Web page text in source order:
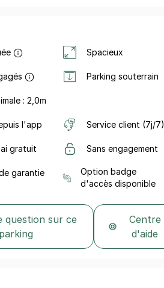
Spacieux
Parking souterrain
: 2,0m
l'app Service client (7j/7)
gratuit Sans engagement
garantie
Option badge
d'accès disponible
question sur ce
parking
Centre
d'aide